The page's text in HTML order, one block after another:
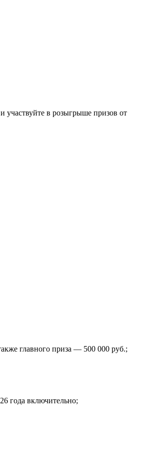
участвуйте в розыгрыше призов от
главного приза — 500 000 руб.;
года включительно;